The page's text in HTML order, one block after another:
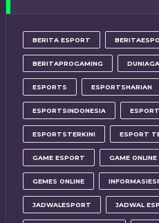
BERITA ESPORT
BERITAPROGAMING
ESPORTS ESPORTSHARIAN
ESPORTSINDONESIA
ESPORTSTERKINI ESPORT
GAME ESPORT GAME ONLINE
GEMES ONLINE
JADWALESPORT JADWAL